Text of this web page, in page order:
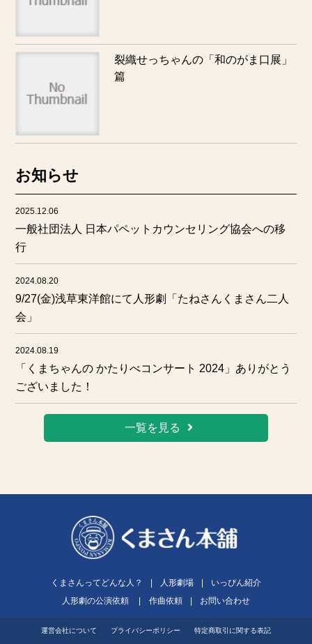
裂織せっちゃんの「和のがま口展」
篇
お知らせ
2025.12.06
一般社団法人 日本パペットカウンセリング協会への移
行
2024.08.20
9/27(金)浅草東洋館にて人形劇「たねさんくまさん二人
会」
2024.08.19
「くまちゃんの かたりべコンサート 2024」ありがとう
ございました！
一覧を見る
くまさんってどんな人？ 人形劇場
いっぴん紹介
人形劇の公演依頼
作曲依頼 お問い合わせ
運営会社について プライバシーポリシー 特定商取引に関する表記